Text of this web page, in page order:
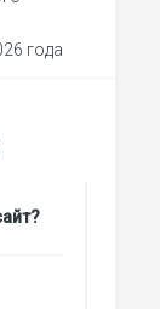
года